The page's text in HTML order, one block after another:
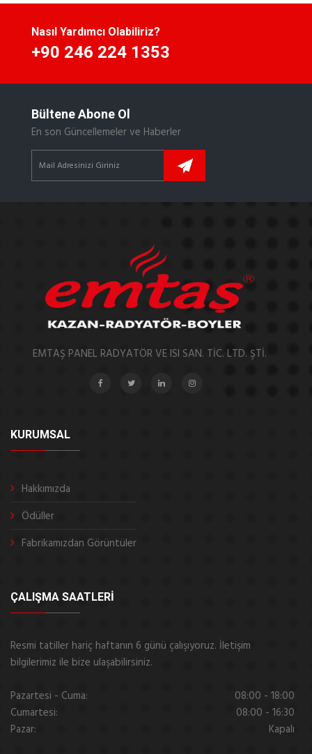
Nasıl Yardımcı Olabiliriz?
+90 246 224 1353
Bültene Abone Ol
En son Güncellemeler ve Haberler
EMTAŞ PANEL RADYATÖR VE ISI SAN. TİC. LTD. ŞTİ.
KURUMSAL
Hakkımızda
Ödüller
Fabrikamızdan Görüntüler
ÇALIŞMA SAATLERI
Resmi tatiller hariç haftanın 6 günü çalışıyoruz. İletişim
bilgilerimiz ile bize ulaşabilirsiniz.
Pazartesi - Cuma:
08:00 - 18:00
Cumartesi:
08:00 - 16:30
Pazar:
Kapalı